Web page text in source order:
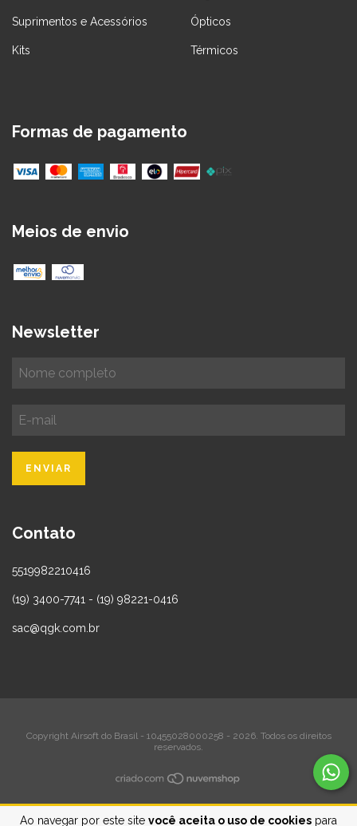
Ao navegar por este site você aceita o uso de cookies para
Suprimentos e Acessórios Ópticos
Kits Térmicos
Formas de pagamento
Meios de envio
Newsletter
Contato
5519982210416
(19) 3400-7741 - (19) 98221-0416
sac@qgk.com.br
Copyright Airsoft do Brasil - 10455028000258 - 2026. Todos os direitos
reservados.